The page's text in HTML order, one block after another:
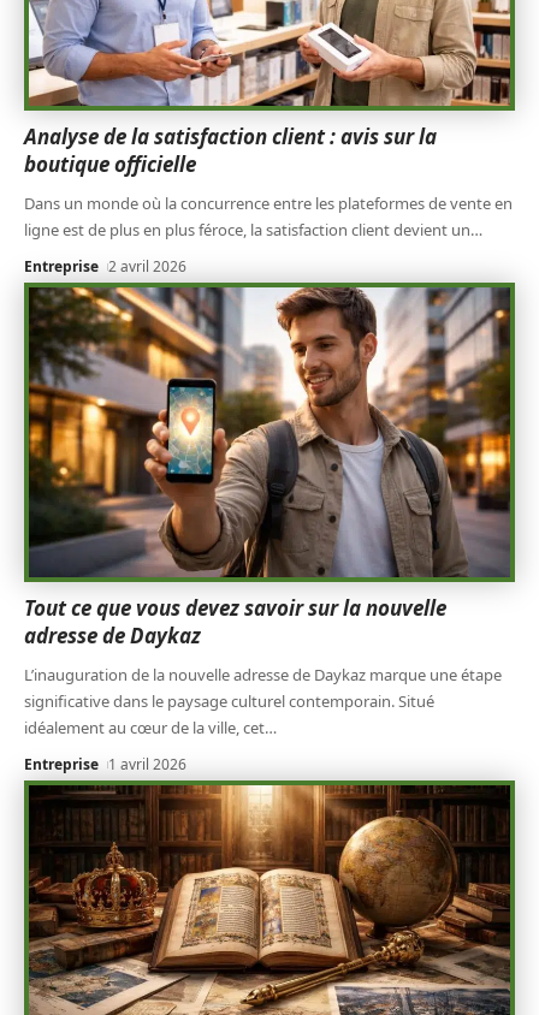
Analyse de la satisfaction client : avis sur la
boutique officielle
Dans un monde où la concurrence entre les plateformes de vente en
ligne est de plus en plus féroce, la satisfaction client devient un…
Entreprise 2 avril 2026
Tout ce que vous devez savoir sur la nouvelle
adresse de Daykaz
L’inauguration de la nouvelle adresse de Daykaz marque une étape
significative dans le paysage culturel contemporain. Situé
idéalement au cœur de la ville, cet…
Entreprise 1 avril 2026